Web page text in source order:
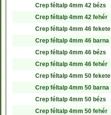
Crep féltalp 4mm 42 bézs
Crep féltalp 4mm 42 fehér
Crep féltalp 4mm 46 fekete
Crep féltalp 4mm 46 barna
Crep féltalp 4mm 46 bézs
Crep féltalp 4mm 46 fehér
Crep féltalp 4mm 50 fekete
Crep féltalp 4mm 50 barna
Crep féltalp 4mm 50 bézs
Crep féltalp 4mm 50 fehér